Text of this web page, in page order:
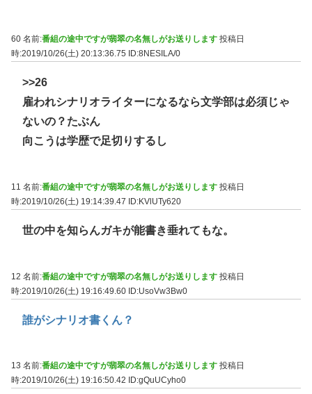
60 名前:番組の途中ですが翡翠の名無しがお送りします 投稿日
時:2019/10/26(土) 20:13:36.75
ID:8NESILA/0
>>26
雇われシナリオライターになるなら文学部は必須じゃ
ないの？たぶん
向こうは学歴で足切りするし
11 名前:番組の途中ですが翡翠の名無しがお送りします 投稿日
時:2019/10/26(土) 19:14:39.47
ID:KVlUTy620
世の中を知らんガキが能書き垂れてもな。
12 名前:番組の途中ですが翡翠の名無しがお送りします 投稿日
時:2019/10/26(土) 19:16:49.60 ID:UsoVw3Bw0
誰がシナリオ書くん？
13 名前:番組の途中ですが翡翠の名無しがお送りします 投稿日
時:2019/10/26(土) 19:16:50.42
ID:gQuUCyho0